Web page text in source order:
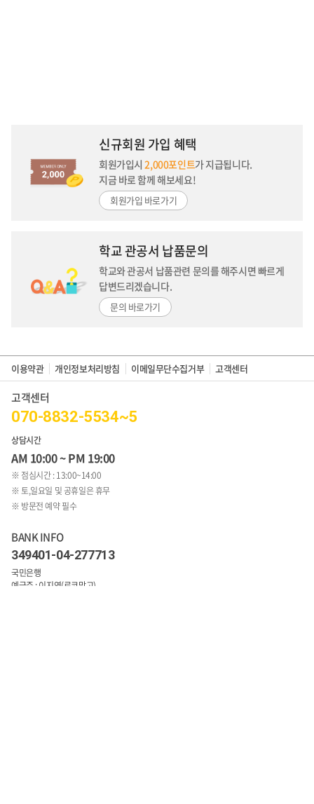
신규회원 가입 혜택
회원가입시2,000포인트가 지급됩니다.
지금 바로 함께 해보세요!
회원가입 바로가기
학교 관공서 납품문의
학교와 관공서 납품관련 문의를 해주시면 빠르게
답변드리겠습니다.
문의 바로가기
이용약관 개인정보처리방침 이메일무단수집거부 고객센터
고객센터
070-8832-5534~5
상담시간
AM 10:00 ~ PM 19:00
※ 점심시간 : 13:00~14:00
※ 토,일요일 및 공휴일은 휴무
※ 방문전 예약 필수
BANK INFO
349401-04-277713
국민은행
예금주 : 이지연(로코망고)